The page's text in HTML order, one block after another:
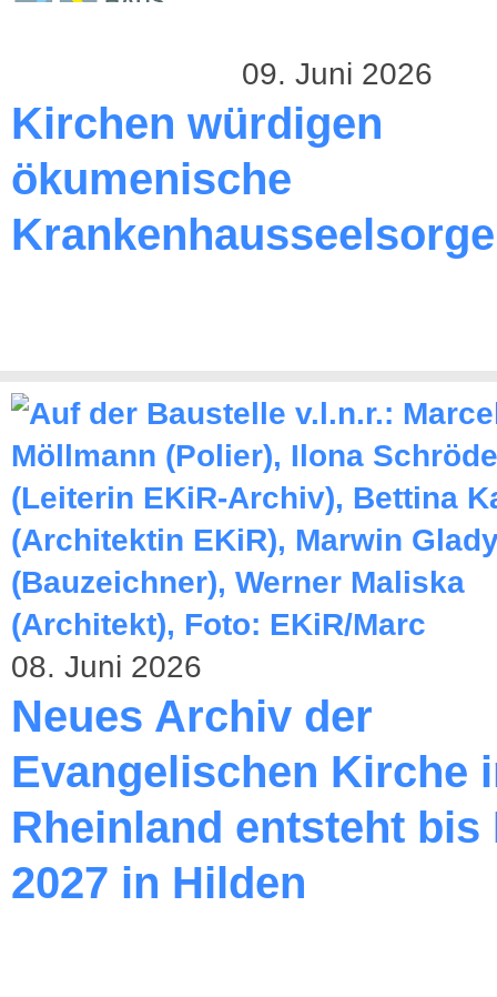
09. Juni 2026
Kirchen würdigen
ökumenische
Krankenhausseelsorge
08. Juni 2026
Neues Archiv der
Evangelischen Kirche
Rheinland entsteht bis
2027 in Hilden